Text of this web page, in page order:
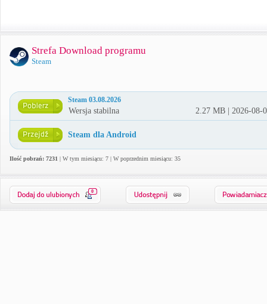
Strefa Download programu
Steam
Steam 03.08.2026
Wersja stabilna 2.27 MB | 2026-08-
Steam dla Android
Ilość pobrań: 7231 | W tym miesiącu: 7 | W poprzednim miesiącu: 35
0